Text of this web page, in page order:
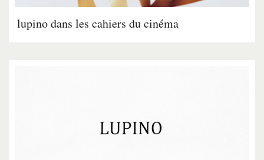
lupino dans les cahiers du cinéma